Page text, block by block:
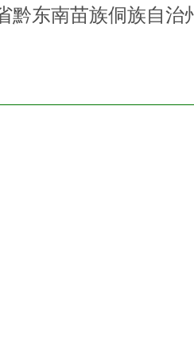
黔东南苗族侗族自